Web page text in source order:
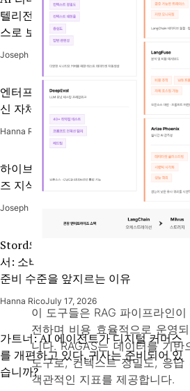
이 도구들은 RAG 파이프라인
전하며 비용 효율적으로 운영
니다. RAGAS는 데이터를 기반
도구로, 컨텍스트 정밀도, 응답
객관적인 지표를 제공합니다.
텔리전스가 아닌 워크플로우 인텔리전
스로 보는 이유
Joseph Bandoy
엔터프라이즈 리테일러가 범용 AI 대
신 자체 LLM이 필요한 이유
Hanna Rico July 30, 2026
하이브리드 RAG는 어떻게 엔터프라이
즈 지식 검색을 혁신하는가
Joseph Bandoy
Stord의 2026 이커머스 AI 현황 보고
서: 소비자의 AI 도입 속도가 기업의
준비 수준을 앞지르는 이유
Hanna RicoJuly 17, 2026
가트너: AI 에이전트가 디지털 커머스
를 개편하고 있다. 귀사는 준비되어 있
습니까?